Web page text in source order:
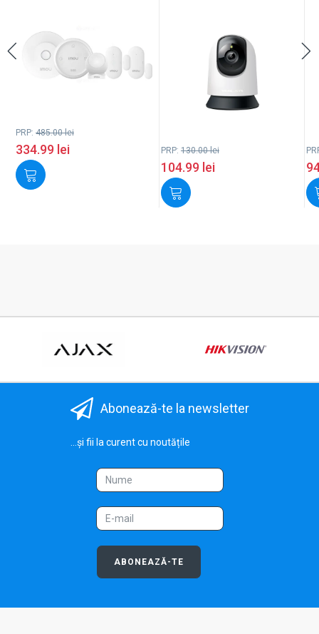
PRP: 485.00lei
334.99 lei PRP: 130.00lei
104.99 lei
Abonează-te la newsletter
...și fii la curent cu noutățile
ABONEAZĂ-TE